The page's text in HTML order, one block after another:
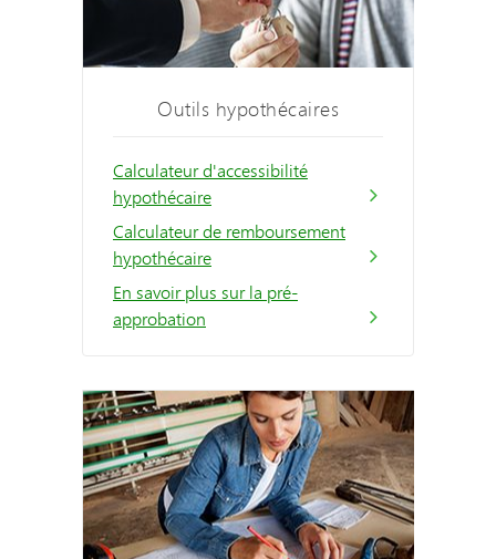
Outils hypothécaires
Calculateur d'accessibilité
hypothécaire
Calculateur de remboursement
hypothécaire
En savoir plus sur la pré-
approbation